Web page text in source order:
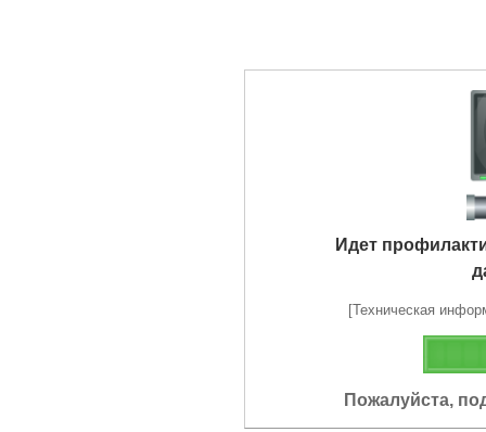
Идет
[Техническая
Пожалуйста,